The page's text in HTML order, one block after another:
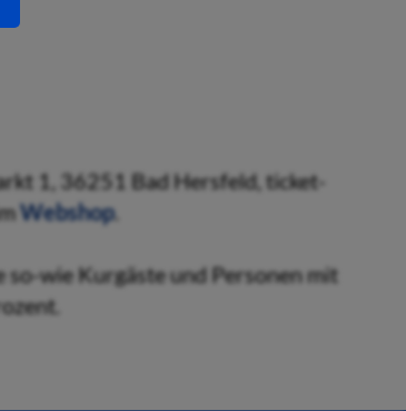
1, 36251 Bad Hersfeld, ticket-
Webshop.
so-wie Kurgäste und Personen mit